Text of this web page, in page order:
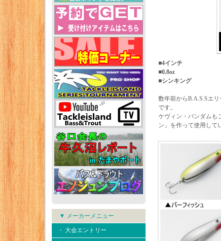
▼ メーカーメニュー
・ 大会エントリー
■4インチ
■0.8oz
■シンキング
数年前からB.A.S.Sエ
です。
ケヴィン・バンダムも
ン」を作って使用して